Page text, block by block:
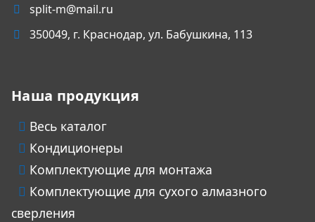
split-m@mail.ru
350049, г. Краснодар, ул. Бабушкина, 113
Наша продукция
Весь каталог
Кондиционеры
Комплектующие для монтажа
Комплектующие для сухого алмазного
сверления